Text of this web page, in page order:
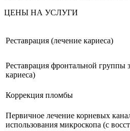
ЦЕНЫ НА УСЛУГИ
Реставрация (лечение кариеса)
Реставрация фронтальной группы
кариеса)
Коррекция пломбы
Первичное лечение корневых
использования микроскопа (с